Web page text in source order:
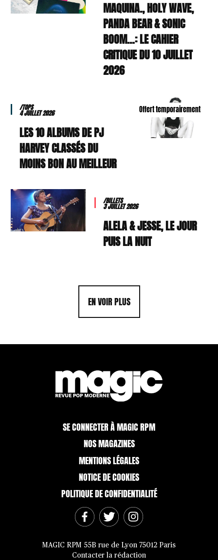
MAQUINA., HOLY WAVE,
PANDA BEAR & SONIC
BOOM…: LE CAHIER
CRITIQUE DU 10 JUILLET
2026
Offert temporairement
/TOPS
4 JUILLET 2026
LES 10 ALBUMS DE PJ
HARVEY CLASSÉS DU
MOINS BON AU MEILLEUR
/BILLETS
3 JUILLET 2026
ALELA & JESSE, LE JOUR
PUIS LA NUIT
EN VOIR PLUS
SE CONNECTER À MAGIC RPM
NOS MAGAZINES
MENTIONS LÉGALES
NOTICE DE COOKIES
POLITIQUE DE CONFIDENTIALITÉ
MAGIC RPM 55B rue de Lyon 75012 Paris
Contacter la rédaction